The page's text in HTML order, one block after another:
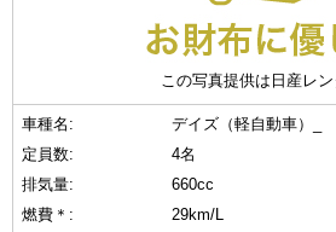
この写真提供は日産レ
車種名:
デイズ（軽自動車）_
定員数:
4名
排気量:
660cc
燃費＊:
29km/L